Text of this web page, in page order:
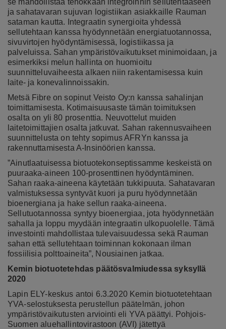
ja sahatavaran sujuvan logistiikan asiakkaille Rauman
sataman kautta. Integraatin synergioita yhdessä
sellutehtaan kanssa hyödynnetään energiatuotannossa,
sivuvirtojen hyödyntämisessä, logistiikassa ja
palveluissa. Sahan ympäristövaikutukset minimoidaan, ja
esimerkiksi melun hallinta on huomioitu
suunnitteluvaiheesta alkaen niin rakentamisessa kuin
laite- ja konevalinnoissakin.
Metsä Fibre on sopinut Veisto Oy:n kanssa sahalinjan
toimittamisesta. Kotimaisuusaste tämän toimituksen
osalta on yli 80 prosenttia. Neuvottelut muiden
laitetoimittajien osalta jatkuvat. Sahan rakennusvaiheen
suunnittelusta on tehty sopimus AFRYn kanssa ja
rakennuttamisesta A-Insinöörien kanssa.
”Ainutlaatuisessa biotuotekonseptissamme keskeistä on
puuraaka-aineen 100-prosenttinen hyödyntäminen.
Sahan raaka-aineena käytetään tukkipuuta. Sahatavaran
valmistuksessa syntyvät kuori ja puru hyödynnetään
bioenergiana ja hake sellun raaka-aineena.
Sellutuotannossa syntyy bioenergiaa, jota hyödynnetään
sahalla ja loppu myydään integraatin ulkopuolelle.Tämä
investointi mahdollistaa tulevaisuudessa sekä Rauman
sahan että sellutehtaan toiminnan kokonaan ilman
fossiilisia polttoaineita”, Nousiainen jatkaa.
Kemin biotuotetehdas päätösvalmiudessa syksyllä
2020
Lapin ELY-keskus antoi 6.3.2020 Kemin biotuotetehtaan
YVA-selostuksesta perustellun päätelmän, johon
ympäristövaikutusten arviointi eli YVA päättyi. Pohjois-
Suomen aluehallintovirastoon (AVI) jätettyä